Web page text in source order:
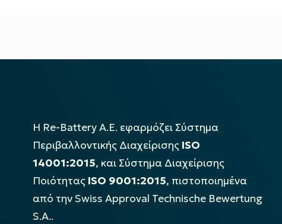
Η Re-Battery Α.Ε. εφαρμόζει Σύστημα
Περιβαλλοντικής Διαχείρισης ISO
14001:2015, και Σύστημα Διαχείρισης
Ποιότητας ISO 9001:2015, πιστοποιημένα
από την Swiss Approval Technische Bewertung
S.A..